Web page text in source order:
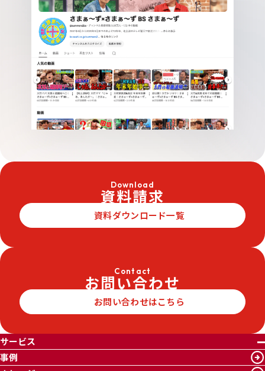
Download
資料請求
資料ダウンロード一覧
Contact
お問い合わせ
お問い合わせはこちら
サービス
事例